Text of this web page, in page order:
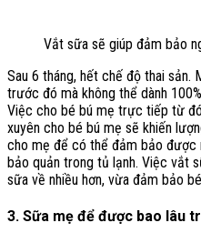
Vắt sữa sẽ giúp đảm bảo
Sau 6 tháng, hết chế độ thai
trước đó mà không thể dành
Việc cho bé bú mẹ trực tiếp từ
xuyên cho bé bú mẹ sẽ khiến
cho mẹ để có thể đảm bảo được
bảo quản trong tủ lạnh. Việc vắt
sữa về nhiều hơn, vừa đảm bảo
3. Sữa mẹ để được bao lâu